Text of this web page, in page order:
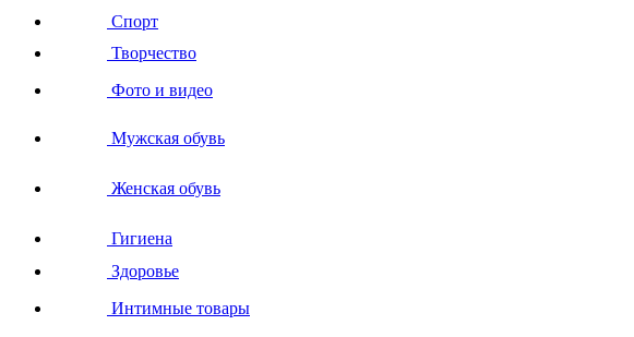
Спорт
Творчество
Фото и видео
Мужская обувь
Женская обувь
Гигиена
Здоровье
Интимные товары